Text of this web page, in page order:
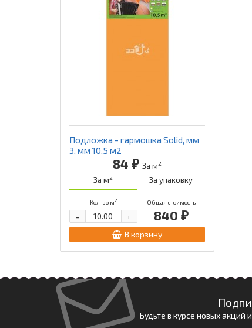
Подложка - гармошка Solid, мм
3, мм 10,5 м2
84 ₽ За м2
За м2 За упаковку
Кол-во м2 Общая стоимость
840 ₽
+
-
В корзину
Будьте в курсе новых